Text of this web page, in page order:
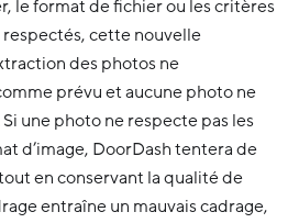
le format de fichier ou les critères
respectés, cette nouvelle
des photos ne
prévu et aucune photo ne
Si une photo ne respecte pas les
d’image, DoorDash tentera de
en conservant la qualité de
entraîne un mauvais cadrage,